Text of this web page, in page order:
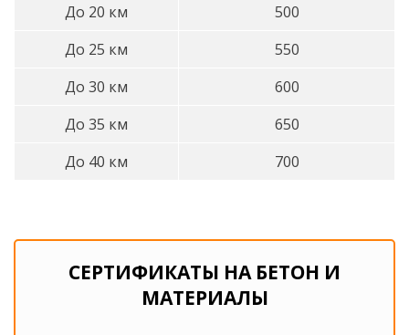
До 20 км
500
До 25 км
550
До 30 км
600
До 35 км
650
До 40 км
700
СЕРТИФИКАТЫ НА БЕТОН И
МАТЕРИАЛЫ